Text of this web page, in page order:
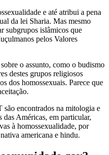
e até atribui a pena
da lei Sharia. Mas mesmo
subgrupos islâmicos que
pelos Valores
o assunto, como o budismo
destes grupos religiosos
dos homossexuais. Parece que
encontrados na mitologia e
das Américas, em particular,
à homossexualidade, por
americana e hindu.